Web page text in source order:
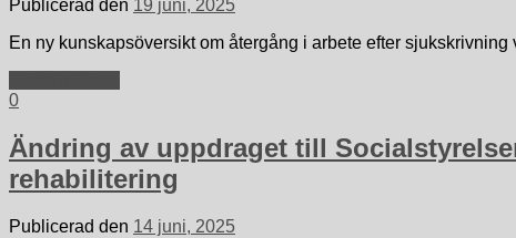
Publicerad den 19 juni, 2025
En ny kunskapsöversikt om återgång i arbete efter
0
Ändring av uppdraget till
rehabilitering
Publicerad den 14 juni, 2025